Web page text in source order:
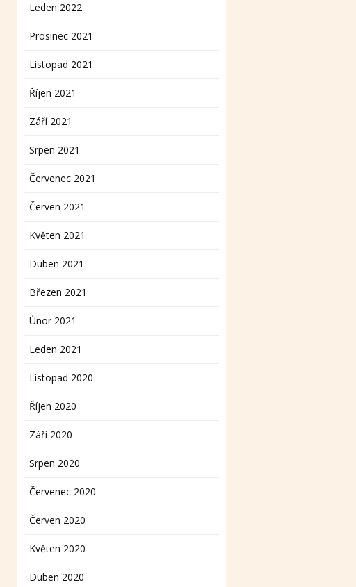
Leden 2022
Prosinec 2021
Listopad 2021
Říjen 2021
Září 2021
Srpen 2021
Červenec 2021
Červen 2021
Květen 2021
Duben 2021
Březen 2021
Únor 2021
Leden 2021
Listopad 2020
Říjen 2020
Září 2020
Srpen 2020
Červenec 2020
Červen 2020
Květen 2020
Duben 2020